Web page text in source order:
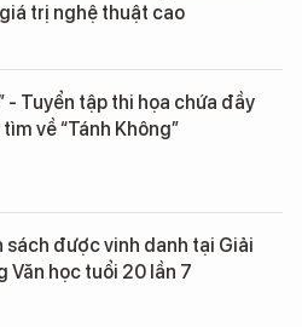
trị nghệ thuật cao
- Tuyển tập thi họa chứa đầy
về “Tánh Không”
sách được vinh danh tại Giải
Văn học tuổi 20 lần 7